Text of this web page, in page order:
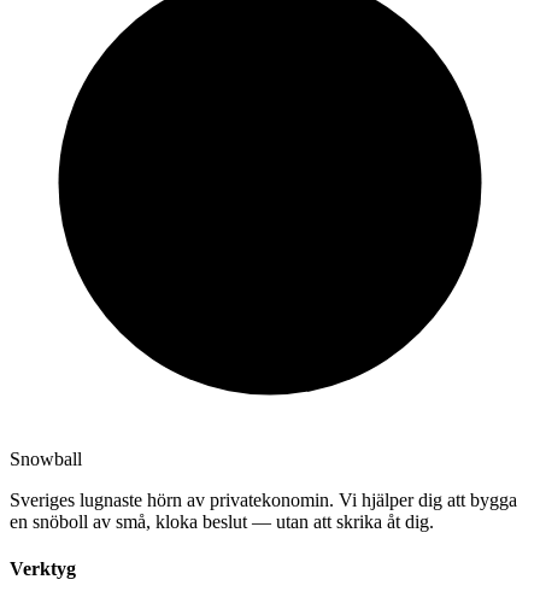
Snowball
Sveriges lugnaste hörn av privatekonomin. Vi hjälper dig att bygga
en snöboll av små, kloka beslut — utan att skrika åt dig.
Verktyg